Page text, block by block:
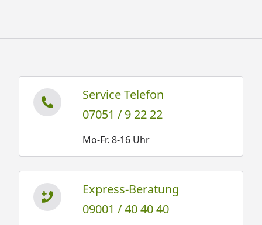
Service Telefon
07051 / 9 22 22
Mo-Fr. 8-16 Uhr
Express-Beratung
09001 / 40 40 40